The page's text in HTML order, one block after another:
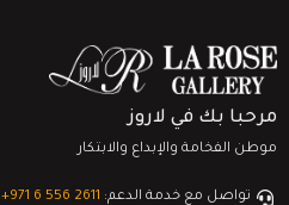
مرحبا بك في لاروز
موطن الفخامة والإبداع والابتكار
تواصل مع خدمة الدعم: ‎+971 6 556 2611